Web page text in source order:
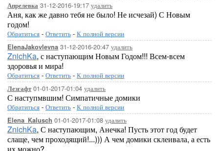
Апрелевка 31-12-2016-19:17 удалить
Аня, как же давно тебя не было! Не исчезай) С Новым
годом!
Обратиться - Ответить - К полной версии
ElenaJakovlevna 31-12-2016-20:47 удалить
ZnichKa, с наступающим Новым Годом!!! Всем-всем
здоровья и мира!
Обратиться - Ответить - К полной версии
Лезгафт01-01-2017-01:04 удалить
С наступмвшим! Симпатичные домики
Обратиться - Ответить - К полной версии
Elena_Kalusch 01-01-2017-01:08 удалить
ZnichKa, С наступающим, Анечка! Пусть этот год будет
слаще, чем проходящий!...))) А чем домики склеивала, а есть